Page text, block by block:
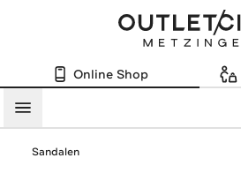
Online Shop
Menü
Sandalen